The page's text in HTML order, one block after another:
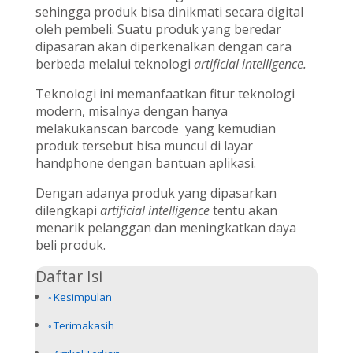
sehingga produk bisa dinikmati secara digital
oleh pembeli. Suatu produk yang beredar
dipasaran akan diperkenalkan dengan cara
berbeda melalui teknologi artificial intelligence.
Teknologi ini memanfaatkan fitur teknologi
modern, misalnya dengan hanya
melakukanscan barcode yang kemudian
produk tersebut bisa muncul di layar
handphone dengan bantuan aplikasi.
Dengan adanya produk yang dipasarkan
dilengkapi artificial intelligencetentu akan
menarik pelanggan dan meningkatkan daya
beli produk.
Daftar Isi
Kesimpulan
Terimakasih